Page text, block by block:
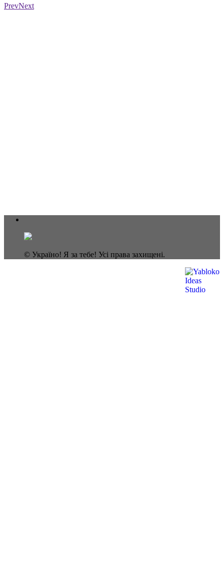
PrevNext
© Україно! Я за тебе! Усі права захищені.